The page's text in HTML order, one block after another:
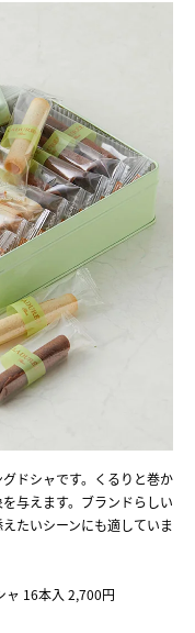
ドシャです。くるりと巻か
与えます。ブランドらしい
たいシーンにも適していま
ャ 16本入 2,700円